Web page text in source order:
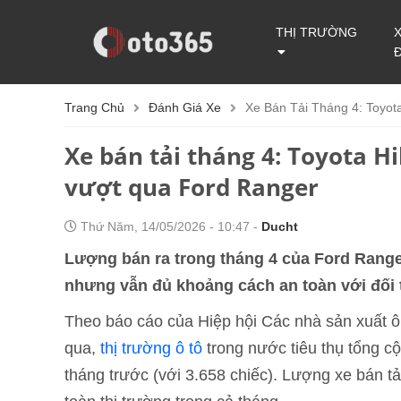
THỊ TRƯỜNG
Trang Chủ Đánh Giá Xe Xe Bán Tải Tháng 4:
Xe bán tải tháng 4: Toyota
vượt qua Ford Ranger
Thứ Năm, 14/05/2026 - 10:47 - Ducht
Lượng bán ra trong tháng 4 của Ford
nhưng vẫn đủ khoảng cách an toàn với
Theo báo cáo của Hiệp hội Các nhà sản xuất
qua, thị trường ô tô trong nước tiêu thụ tổng
tháng trước (với 3.658 chiếc). Lượng xe bán